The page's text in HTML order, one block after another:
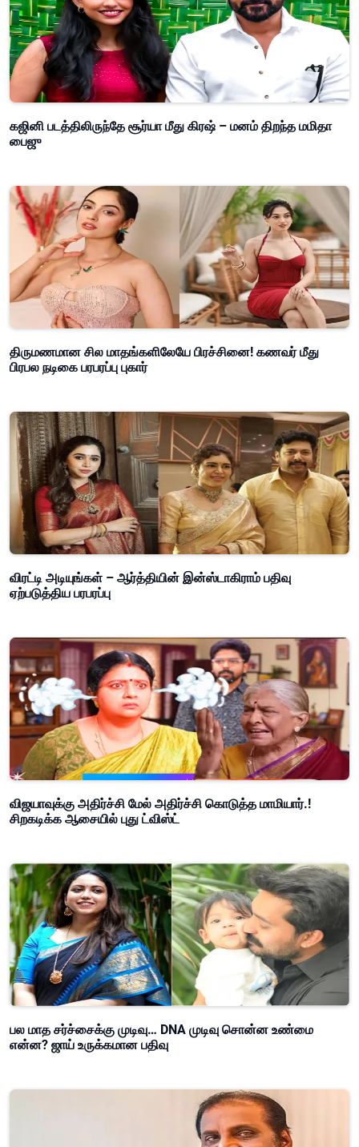
கஜினி படத்திலிருந்தே சூர்யா மீது கிரஷ் – மனம் திறந்த மமிதா
பைஜு
திருமணமான சில மாதங்களிலேயே பிரச்சினை! கணவர் மீது
பிரபல நடிகை பரபரப்பு புகார்
விரட்டி அடியுங்கள் – ஆர்த்தியின் இன்ஸ்டாகிராம் பதிவு
ஏற்படுத்திய பரபரப்பு
விஜயாவுக்கு அதிர்ச்சி மேல் அதிர்ச்சி கொடுத்த மாமியார்.!
சிறகடிக்க ஆசையில் புது ட்விஸ்ட்
பல மாத சர்ச்சைக்கு முடிவு… DNA முடிவு சொன்ன உண்மை
என்ன? ஜாய் உருக்கமான பதிவு